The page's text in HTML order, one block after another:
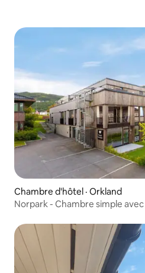
Chambre d'hôtel · Orkland
Norpark - Chambre simple